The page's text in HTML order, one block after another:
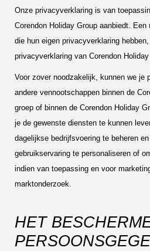
Onze privacyverklaring is van
Corendon Holiday Group aanbiedt.
die hun eigen privacyverklaring
privacyverklaring van Corendon
Voor zover noodzakelijk, kunnen we je
andere vennootschappen binnen de
groep of binnen de Corendon Holiday
je de gewenste diensten te kunnen
dagelijkse bedrijfsvoering te beheren
gebruikservaring te personaliseren of
indien van toepassing en voor
marktonderzoek.
HET